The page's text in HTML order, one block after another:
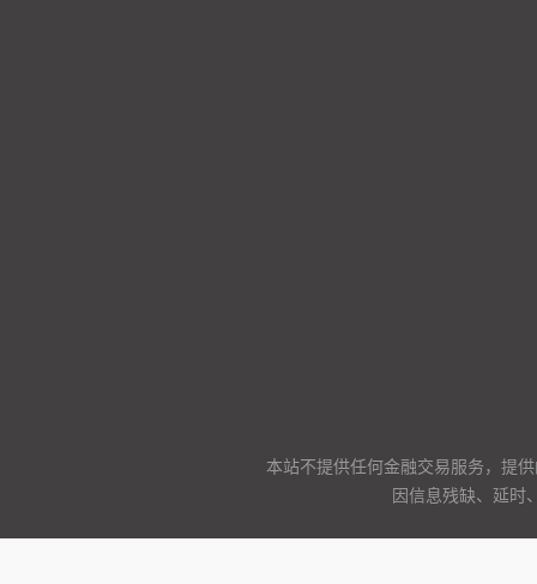
本站不提供任何金融交易服务，提
因信息残缺、延时